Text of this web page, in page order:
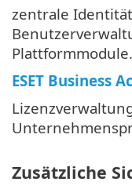
zentrale
Plattformmodule.
ESET Business
Zusätzliche